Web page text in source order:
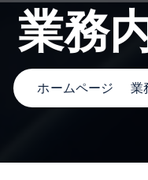
業務
ホームページ 業